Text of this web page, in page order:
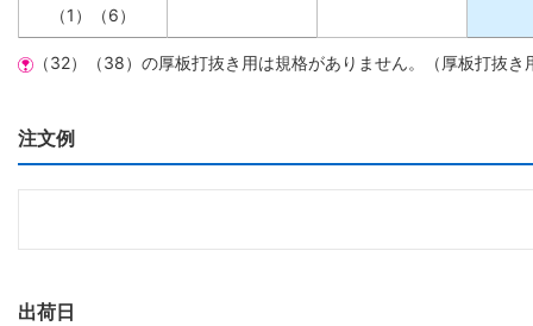
（1）（6）
（32）（38）の厚板打抜き用は規格がありません。（厚板打抜
注文例
出荷日